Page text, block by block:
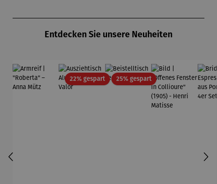
Entdecken Sie unsere Neuheiten
22% gespartRabatt25% gespartRabatt